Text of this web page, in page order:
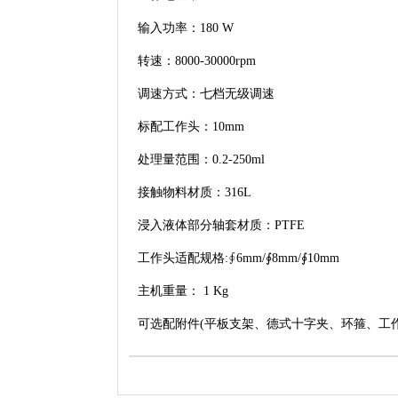
输入功率：180 W
转速：8000-30000rpm
调速方式：七档无级调速
标配工作头：10mm
处理量范围：0.2-250ml
接触物料材质：316L
浸入液体部分轴套材质：PTFE
工作头适配规格:∮6mm/∮8mm/∮10mm
主机重量： 1 Kg
可选配附件(平板支架、德式十字夹、环箍、工